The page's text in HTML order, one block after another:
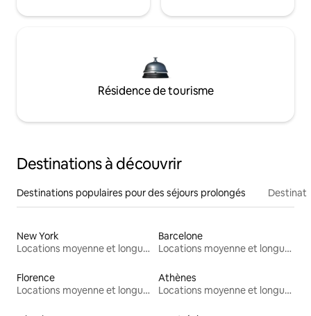
Résidence de tourisme
Destinations à découvrir
Destinations populaires pour des séjours prolongés
New York
Locations moyenne et longue durée
Barcelone
Locations moyenne et longue durée
Florence
Locations moyenne et longue durée
Athènes
Locations moyenne et longue durée